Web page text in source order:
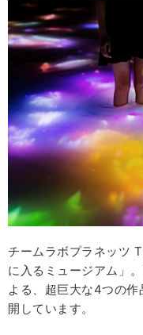
チームラボプラネッツ
に入るミュージアム」
よる、超巨大な4つの
開しています。